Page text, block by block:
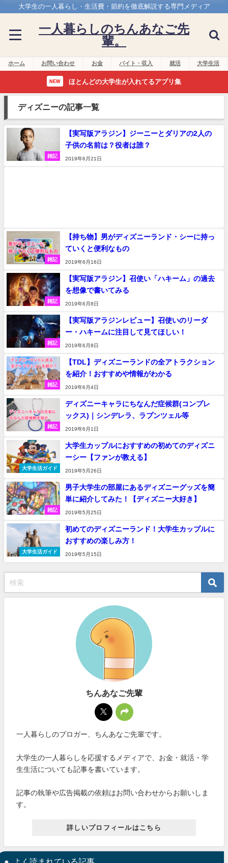
大学生の一人暮らし・生活費・節約を徹底解説する専門メディア
一人暮らしのちんあなご先
輩。
ホーム お問い合わせ お金 バイト・収入 就活 大学生活
NEW ほとんどの大学生が入れてるアプリ集
ディズニーの記事一覧
雑記
【実写版アラジン】ジーニーとダリアの2人の
子供の名前は？役者は誰？
2019年6月21日
雑記
【持ち物】男がディズニーランド・シーに持っ
ていくと便利なもの
2019年6月16日
雑記
【実写版アラジン】召使い「ハキーム」の過去
を想像で書いてみる
2019年6月8日
雑記
【実写版アラジンレビュー】召使いのリーダ
ー・ハキームに注目して見てほしい！
2019年6月8日
雑記
【TDL】ディズニーランドの全アトラクション
を紹介！おすすめや情報がわかる
2019年6月4日
雑記
ディズニーキャラにちなんだ症候群(コンプレ
ックス)｜シンデレラ、ラプンツェル等
2019年6月1日
大学生活ガイド
大学生カップルにおすすめの初めてのディズニ
ーシー【ファンが教える】
2019年5月26日
雑記
男子大学生の部屋にあるディズニーグッズを簡
単に紹介してみた！【ディズニー大好き】
2019年5月25日
大学生活ガイド
初めてのディズニーランド！大学生カップルに
おすすめの楽しみ方！
2019年5月15日
ちんあなご先輩
一人暮らしのブロガー、ちんあなご先輩です。
大学生の一人暮らしを応援するメディアで、お金・就活・学
生生活についても記事を書いています。
記事の執筆や広告掲載の依頼はお問い合わせからお願いしま
す。
詳しいプロフィールはこちら